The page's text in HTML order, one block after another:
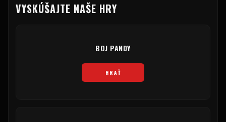
VYSKÚŠAJTE NAŠE HRY
BOJ PANDY
HRAŤ